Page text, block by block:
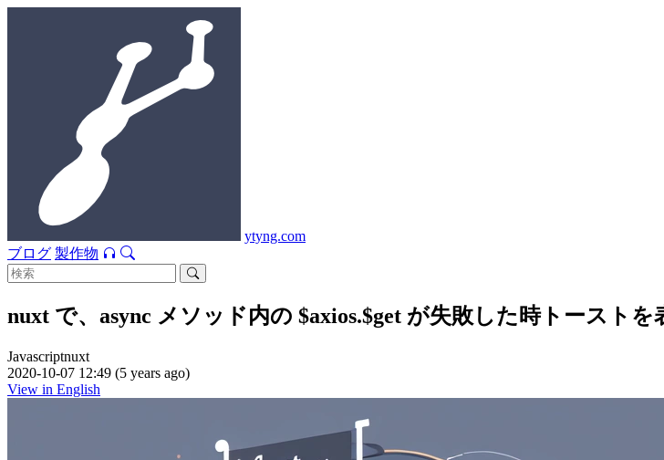
ytyng.com
ブログ 製作物
nuxt で、async メソッド内の $axios.$get が失敗した時トースト
Javascriptnuxt
2020-10-07 12:49 (5 years ago)
View in English